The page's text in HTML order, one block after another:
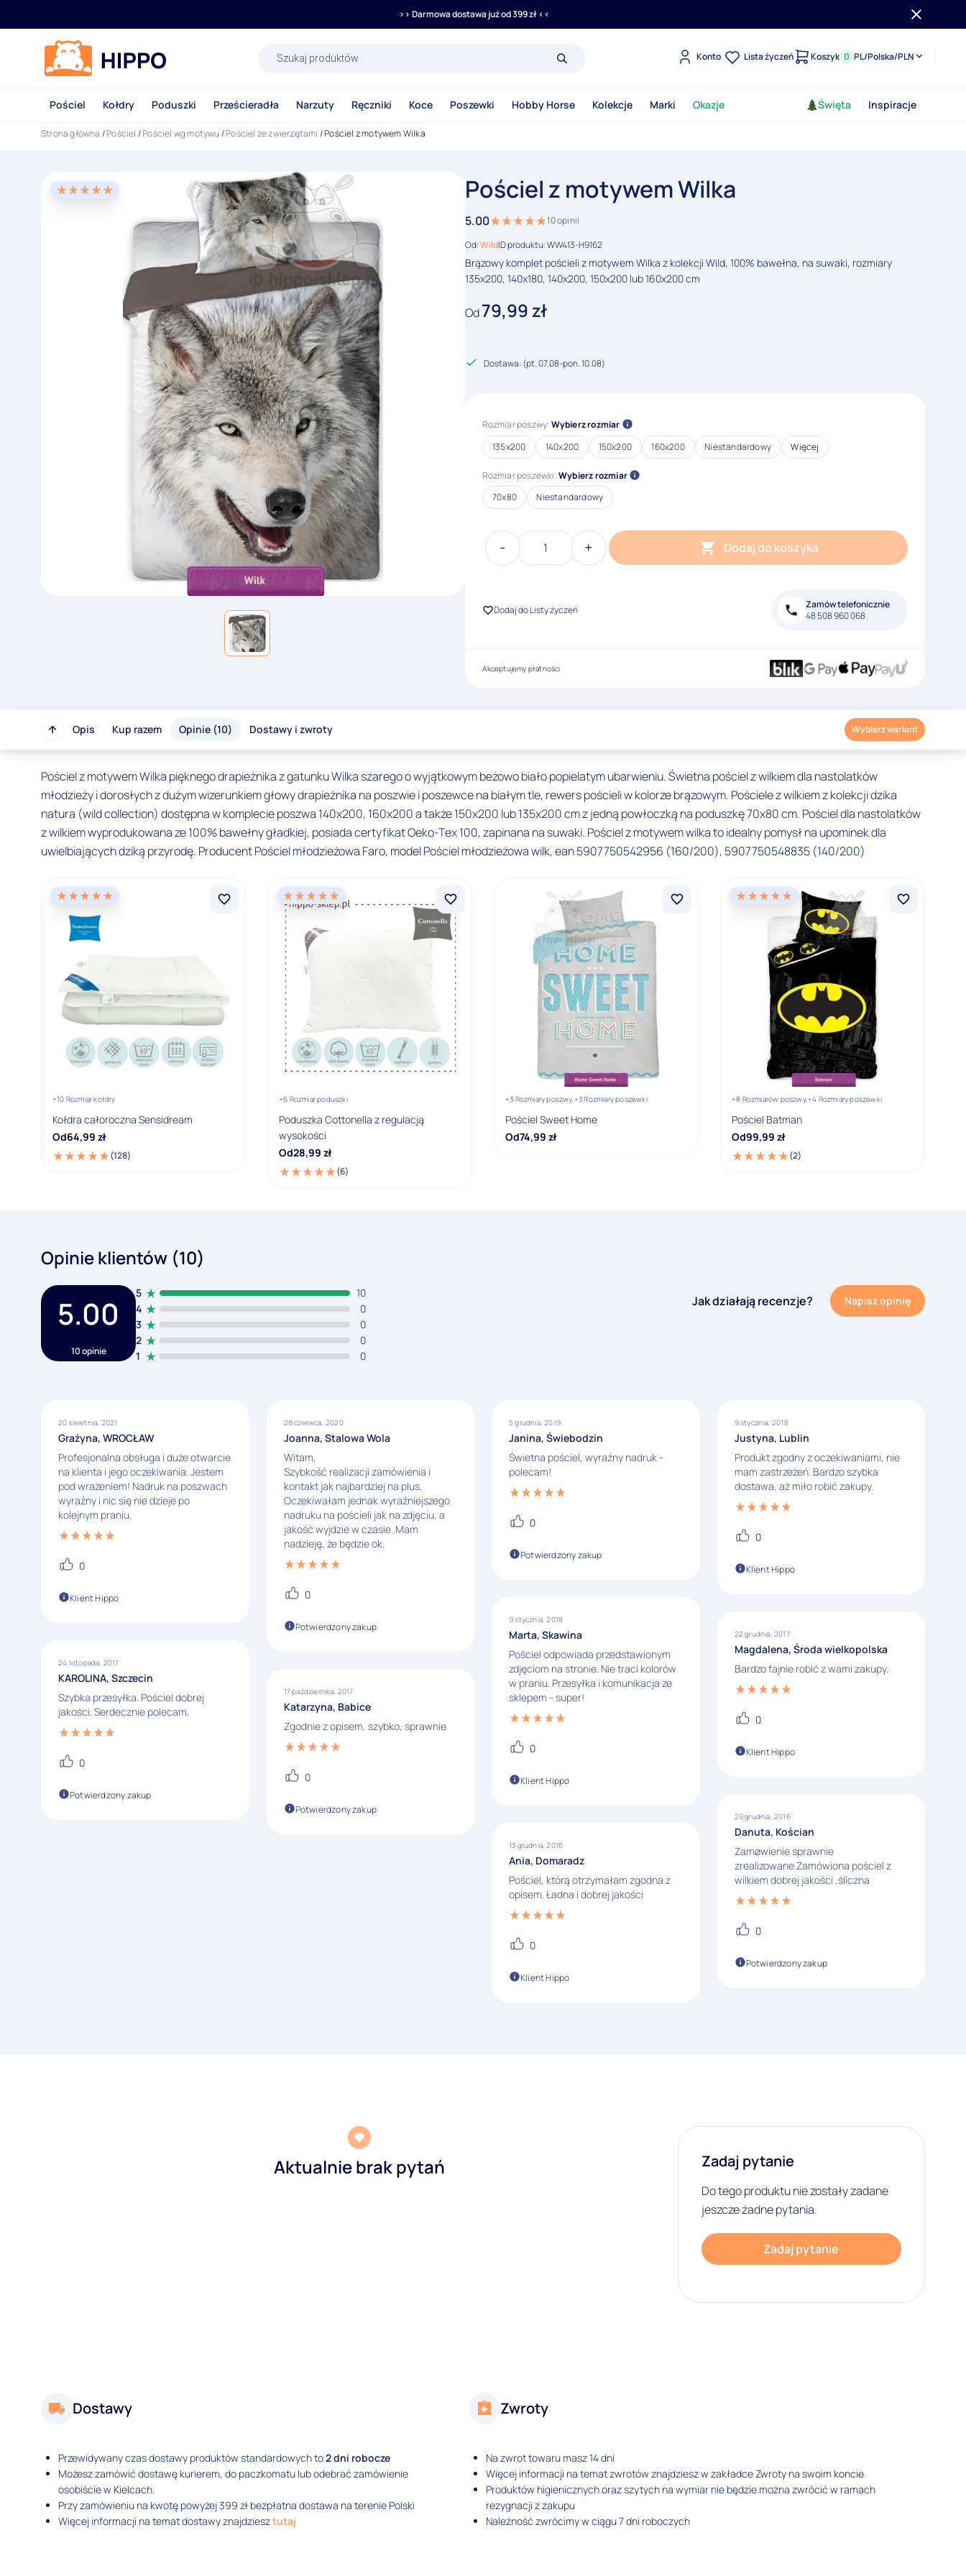
>> Darmowa dostawa już od 399 zł <<
produktów Konto Lista życzeń Koszyk 0 PL/Polska/PLN
Pościel Kołdry Poduszki Prześcieradła Narzuty Ręczniki Koce Poszewki Hobby Horse Kolekcje Marki Okazje Święta Inspiracje
Strona główna /Pościel /Pościel wg motywu/Pościel ze zwierzętami / Pościel z motywem Wilka
Pościel z motywem Wilka
5.00 10opinii
Od:WildID produktu: WW413-H9162
Brązowy komplet pościeli z motywem Wilka z kolekcji Wild, 100% bawełna, na suwaki, rozmiary
135x200, 140x180, 140x200, 150x200 lub 160x200 cm
Od79,99zł
Dostawa: (pt. 07.08-pon. 10.08)
Rozmiar poszwy:Wybierz rozmiar
135x200
140x200 150x200 160x200 Niestandardowy Więcej
Rozmiar poszewki:Wybierz rozmiar
70x80
Niestandardowy
-
ilość
motywem
Wilka
+ Dodaj do koszyka
Dodaj do Listy życzeń
Zamów telefonicznie
48 508 960 068
Akceptujemy płatności
Opis Kup razem Opinie (10) Dostawy i zwroty Wybierz wariant
Pościel z motywem Wilka pięknego drapieżnika z gatunku Wilka szarego o wyjątkowym beżowo biało popielatym ubarwieniu. Świetna pościel z wilkiem dla nastolatków
młodzieży i dorosłych z dużym wizerunkiem głowy drapieżnika na poszwie i poszewce na białym tle, rewers pościeli w kolorze brązowym. Pościele z wilkiem z kolekcji dzika
natura (wild collection) dostępna w komplecie poszwa 140x200, 160x200 a także 150x200 lub 135x200 cm z jedną powłoczką na poduszkę 70x80 cm. Pościel dla nastolatków
z wilkiem wyprodukowana ze 100% bawełny gładkiej, posiada certyfikat Oeko-Tex 100, zapinana na suwaki. Pościel z motywem wilka to idealny pomysł na upominek dla
uwielbiających dziką przyrodę. Producent Pościel młodzieżowa Faro, model Pościel młodzieżowa wilk, ean 5907750542956 (160/200), 5907750548835 (140/200)
+10 Rozmiar kołdry
Kołdra całoroczna Sensidream
Od64,99 zł
(128)
+6 Rozmiar poduszki
Poduszka Cottonella z regulacją
wysokości
Od28,99 zł
(6)
+3 Rozmiary poszwy,+3 Rozmiary poszewki
Pościel Sweet Home
Od74,99 zł
+8 Rozmiarów poszwy,+4 Rozmiary poszewki
Pościel Batman
Od99,99 zł
(2)
Opinie klientów (10)
5.00
10 opinie 1 0
2 0
3 0
4 0
5 10
Jak działają recenzje? Napisz opinię
20 kwietnia, 2021
Grażyna, WROCŁAW
Profesjonalna obsługa i duże otwarcie
na klienta i jego oczekiwania. Jestem
pod wrażeniem! Nadruk na poszwach
wyraźny i nic się nie dzieje po
kolejnym praniu.
0
Klient Hippo
28 czerwca, 2020
Joanna, Stalowa Wola
Witam,
Szybkość realizacji zamówienia i
kontakt jak najbardziej na plus.
Oczekiwałam jednak wyraźniejszego
nadruku na pościeli jak na zdjęciu, a
jakość wyjdzie w czasie. Mam
nadzieję, że będzie ok.
0
Potwierdzony zakup
5 grudnia, 2019
Janina, Świebodzin
Świetna pościel, wyraźny nadruk -
polecam!
0
Potwierdzony zakup
9 stycznia, 2018
Justyna, Lublin
Produkt zgodny z oczekiwaniami, nie
mam zastrzeżeń. Bardzo szybka
dostawa, aż miło robić zakupy.
0
Klient Hippo
9 stycznia, 2018
Marta, Skawina
Pościel odpowiada przedstawionym
zdjęciom na stronie. Nie traci kolorów
w praniu. Przesyłka i komunikacja ze
sklepem - super!
0
Klient Hippo
22 grudnia, 2017
Magdalena, Środa wielkopolska
Bardzo fajnie robić z wami zakupy.
0
Klient Hippo
24 listopada, 2017
KAROLINA, Szczecin
Szybka przesyłka. Pościel dobrej
jakości. Serdecznie polecam.
0
Potwierdzony zakup
17 października, 2017
Katarzyna, Babice
Zgodnie z opisem, szybko, sprawnie
0
Potwierdzony zakup
29 grudnia, 2016
Danuta, Kościan
Zamøwienie sprawnie
zrealizowane.Zamówiona pościel z
wilkiem dobrej jakości ,śliczna
0
Potwierdzony zakup
13 grudnia, 2016
Ania, Domaradz
Pościel, którą otrzymałam zgodna z
opisem. Ładna i dobrej jakości
0
Klient Hippo
Aktualnie brak pytań Zadaj pytanie
Do tego produktu nie zostały zadane
jeszcze żadne pytania.
Zadaj pytanie
Dostawy
Przewidywany czas dostawy produktów standardowych to2 dni robocze
Możesz zamówić dostawę kurierem, do paczkomatu lub odebrać zamówienie
osobiście w Kielcach.
Przy zamówieniu na kwotę powyżej 399 zł bezpłatna dostawa na terenie Polski
Więcej informacji na temat dostawy znajdziesztutaj
Zwroty
Na zwrot towaru masz 14 dni
Więcej informacji na temat zwrotów znajdziesz w zakładce Zwroty na swoim koncie
Produktów higienicznych oraz szytych na wymiar nie będzie można zwrócić w ramach
rezygnacji z zakupu
Należność zwrócimy w ciągu 7 dni roboczych